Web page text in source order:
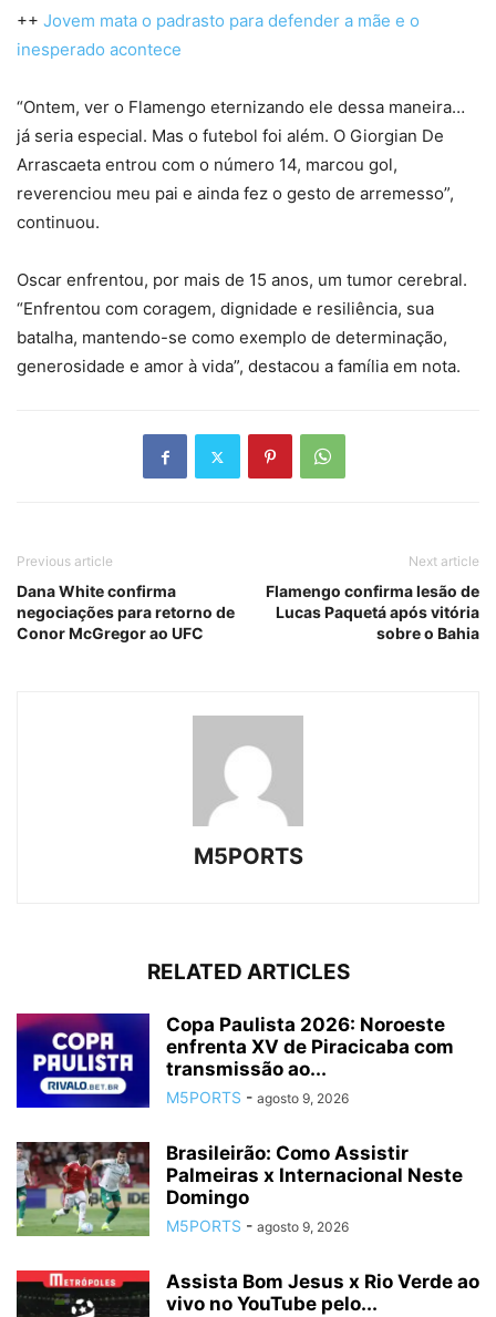
++ Jovem mata o padrasto para defender a mãe e o
inesperado acontece
“Ontem, ver o Flamengo eternizando ele dessa maneira…
já seria especial. Mas o futebol foi além. O Giorgian De
Arrascaeta entrou com o número 14, marcou gol,
reverenciou meu pai e ainda fez o gesto de arremesso”,
continuou.
Oscar enfrentou, por mais de 15 anos, um tumor cerebral.
“Enfrentou com coragem, dignidade e resiliência, sua
batalha, mantendo-se como exemplo de determinação,
generosidade e amor à vida”, destacou a família em nota.
Previous article
Dana White confirma
negociações para retorno de
Conor McGregor ao UFC
Next article
Flamengo confirma lesão de
Lucas Paquetá após vitória
sobre o Bahia
M5PORTS
RELATED ARTICLES
Copa Paulista 2026: Noroeste
enfrenta XV de Piracicaba com
transmissão ao...
M5PORTS - agosto 9, 2026
Brasileirão: Como Assistir
Palmeiras x Internacional Neste
Domingo
M5PORTS - agosto 9, 2026
Assista Bom Jesus x Rio Verde ao
vivo no YouTube pelo...